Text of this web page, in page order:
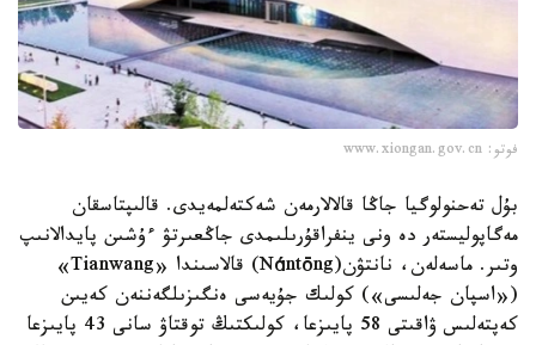
فوتو: www.xiongan.gov.cn
بۇل تەحنولوگيا جاڭا قالالارمەن شەكتەلمەيدى. قالىپتاسقان
مەگاپوليستەر دە ونى ينفراقۇرىلىمدى جاڭعىرتۋ ءۇشىن پايدالانىپ
وتىر. ماسەلەن، نانتۋن(Nántōng) قالاسىندا «Tianwang»
(«اسپان جەلىسى») كولىك جۇيەسى ەنگىزىلگەننەن كەيىن
كەپتەلىس ۋاقىتى 58 پايىزعا، كولىكتىڭ توقتاۋ سانى 43 پايىزعا